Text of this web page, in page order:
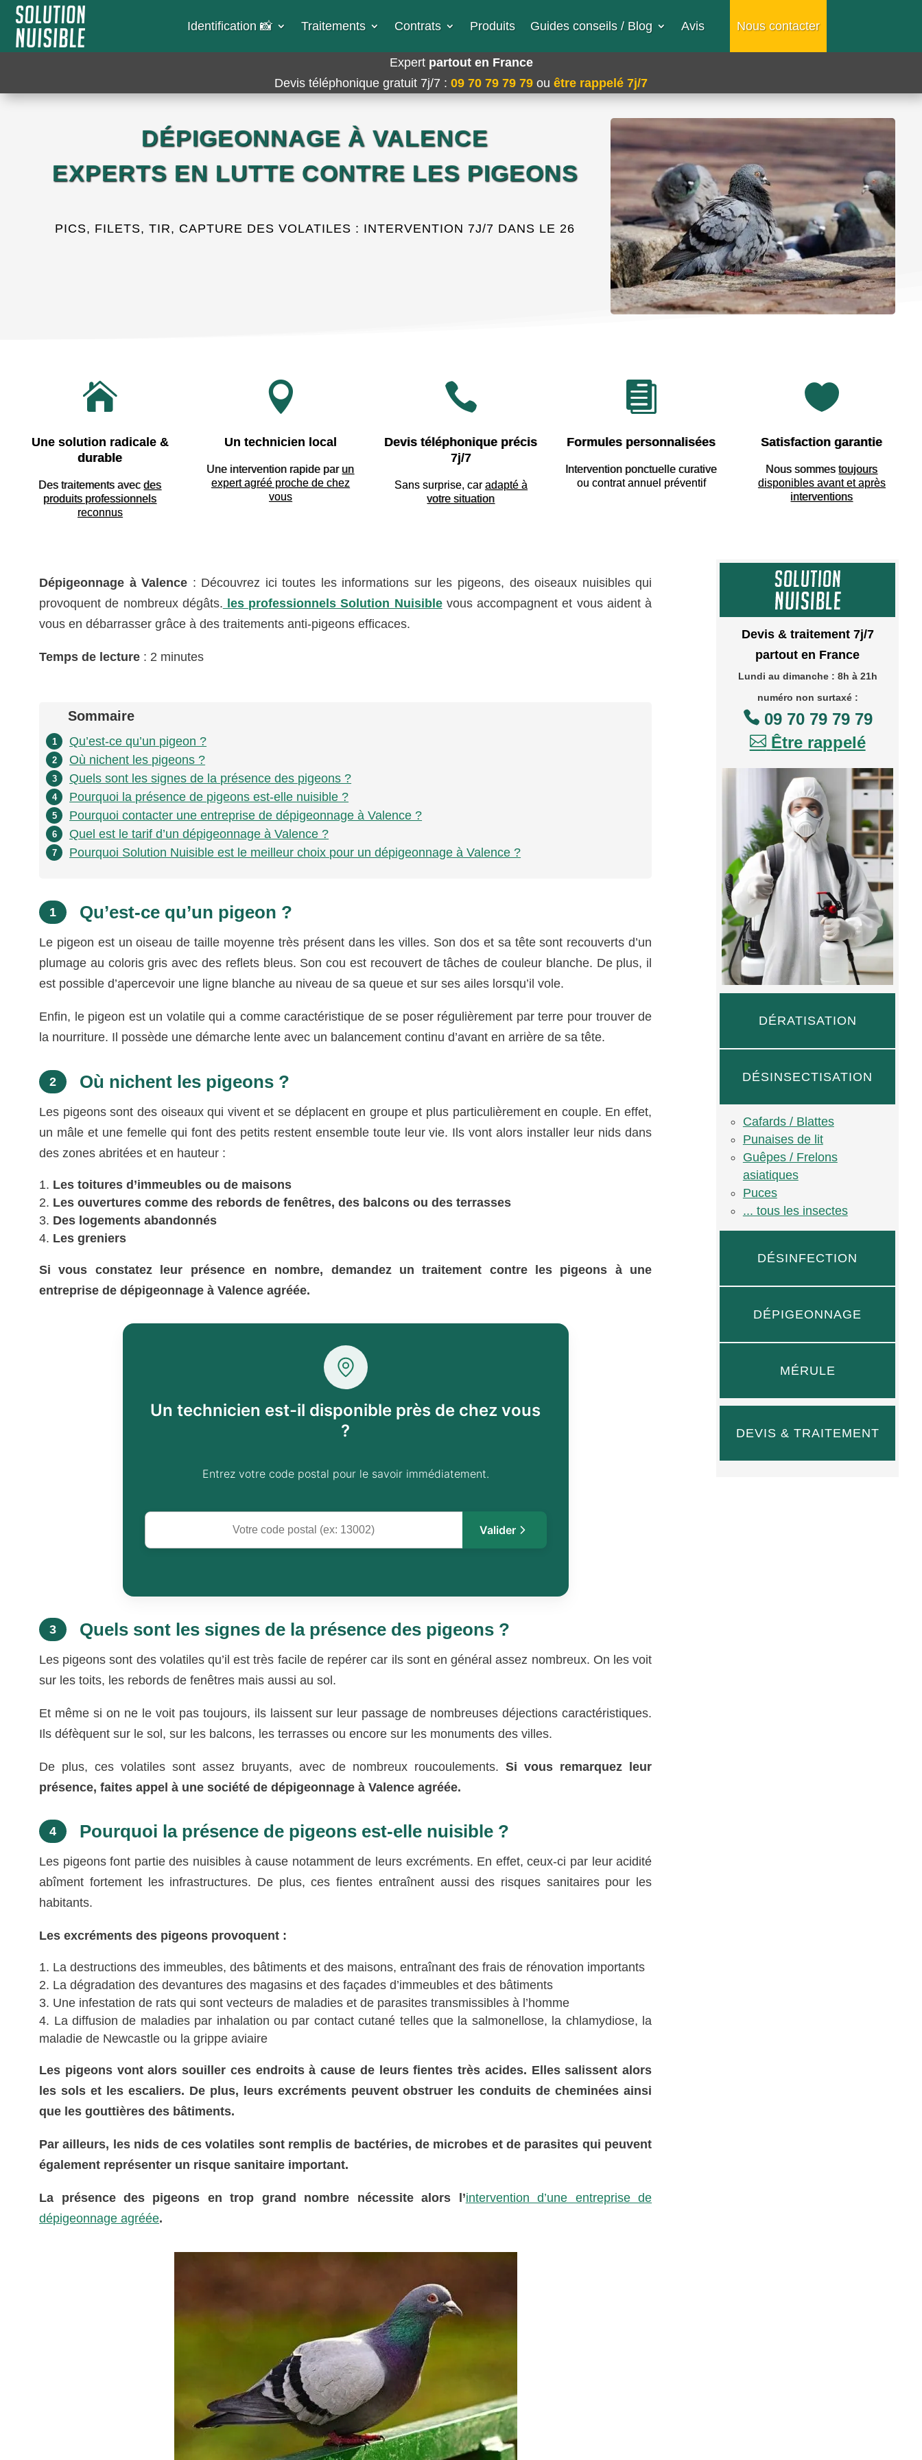
Identification 📸​ Traitements Contrats Produits Guides conseils / Blog Avis Nous contacter
Expert partout en France
Devis téléphonique gratuit 7j/7 : 09 70 79 79 79 ou être rappelé 7j/7
DÉPIGEONNAGE À VALENCE
EXPERTS EN LUTTE CONTRE LES PIGEONS
PICS, FILETS, TIR, CAPTURE DES VOLATILES : INTERVENTION 7J/7 DANS LE 26

Une solution radicale &
durable
Des traitements avecdes
produits professionnels
reconnus

Un technicien local
Une intervention rapide par un
expert agréé proche de chez
vous

Devis téléphonique précis
7j/7
Sans surprise, car adapté à
votre situation

Formules personnalisées
Intervention ponctuelle curative
ou contrat annuel préventif

Satisfaction garantie
Nous sommestoujours
disponibles avant et après
interventions
Dépigeonnage à Valence : Découvrez ici toutes les informations sur les pigeons, des oiseaux nuisibles qui
provoquent de nombreux dégâts. les professionnels Solution Nuisiblevous accompagnent et vous aident à
vous en débarrasser grâce à des traitements anti-pigeons efficaces.
Temps de lecture : 2 minutes
Sommaire
1 Qu’est-ce qu’un pigeon ?
2 Où nichent les pigeons ?
3 Quels sont les signes de la présence des pigeons ?
4 Pourquoi la présence de pigeons est-elle nuisible ?
5 Pourquoi contacter une entreprise de dépigeonnage à Valence ?
6 Quel est le tarif d’un dépigeonnage à Valence ?
7 Pourquoi Solution Nuisible est le meilleur choix pour un dépigeonnage à Valence ?
1 Qu’est-ce qu’un pigeon ?
Le pigeon est un oiseau de taille moyenne très présent dans les villes. Son dos et sa tête sont recouverts d’un
plumage au coloris gris avec des reflets bleus. Son cou est recouvert de tâches de couleur blanche. De plus, il
est possible d’apercevoir une ligne blanche au niveau de sa queue et sur ses ailes lorsqu’il vole.
Enfin, le pigeon est un volatile qui a comme caractéristique de se poser régulièrement par terre pour trouver de
la nourriture. Il possède une démarche lente avec un balancement continu d’avant en arrière de sa tête.
2 Où nichent les pigeons ?
Les pigeons sont des oiseaux qui vivent et se déplacent en groupe et plus particulièrement en couple. En effet,
un mâle et une femelle qui font des petits restent ensemble toute leur vie. Ils vont alors installer leur nids dans
des zones abritées et en hauteur :
Les toitures d’immeubles ou de maisons
Les ouvertures comme des rebords de fenêtres, des balcons ou des terrasses
Des logements abandonnés
Les greniers
Si vous constatez leur présence en nombre, demandez un traitement contre les pigeons à une
entreprise de dépigeonnage à Valence agréée.
Un technicien est-il disponible près de chez vous
?
Entrez votre code postal pour le savoir immédiatement.
Valider
3 Quels sont les signes de la présence des pigeons ?
Les pigeons sont des volatiles qu’il est très facile de repérer car ils sont en général assez nombreux. On les voit
sur les toits, les rebords de fenêtres mais aussi au sol.
Et même si on ne le voit pas toujours, ils laissent sur leur passage de nombreuses déjections caractéristiques.
Ils défèquent sur le sol, sur les balcons, les terrasses ou encore sur les monuments des villes.
De plus, ces volatiles sont assez bruyants, avec de nombreux roucoulements.Si vous remarquez leur
présence, faites appel à une société de dépigeonnage à Valence agréée.
4 Pourquoi la présence de pigeons est-elle nuisible ?
Les pigeons font partie des nuisibles à cause notamment de leurs excréments. En effet, ceux-ci par leur acidité
abîment fortement les infrastructures. De plus, ces fientes entraînent aussi des risques sanitaires pour les
habitants.
Les excréments des pigeons provoquent :
La destructions des immeubles, des bâtiments et des maisons, entraînant des frais de rénovation importants
La dégradation des devantures des magasins et des façades d’immeubles et des bâtiments
Une infestation de rats qui sont vecteurs de maladies et de parasites transmissibles à l’homme
La diffusion de maladies par inhalation ou par contact cutané telles que la salmonellose, la chlamydiose, la
maladie de Newcastle ou la grippe aviaire
Les pigeons vont alors souiller ces endroits à cause de leurs fientes très acides. Elles salissent alors
les sols et les escaliers. De plus, leurs excréments peuvent obstruer les conduits de cheminées ainsi
que les gouttières des bâtiments.
Par ailleurs, les nids de ces volatiles sont remplis de bactéries, de microbes et de parasites qui peuvent
également représenter un risque sanitaire important.
La présence des pigeons en trop grand nombre nécessite alors l’intervention d’une entreprise de
dépigeonnage agréée.
Devis & traitement 7j/7
partout en France
Lundi au dimanche : 8h à 21h
numéro non surtaxé :
09 70 79 79 79
 Être rappelé
DÉRATISATION
DÉSINSECTISATION
Cafards / Blattes
Punaises de lit
Guêpes / Frelons
asiatiques
Puces
... tous les insectes
DÉSINFECTION
DÉPIGEONNAGE
MÉRULE
DEVIS & TRAITEMENT